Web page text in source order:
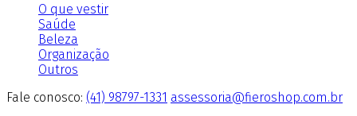
O que vestir
Saúde
Beleza
Organização
Outros
Fale conosco: (41) 98797-1331 assessoria@fieroshop.com.br